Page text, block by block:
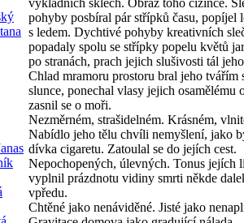
výkladních sklech. Obraz toho cizince.
pohyby posbíral pár střípků času, popíjel
s ledem. Dychtivé pohyby kreativních
popadaly spolu se střípky popelu květů
po stranách, prach jejich slušivosti tál
Chlad mramoru prostoru bral jeho tvářím
slunce, ponechal vlasy jejich osamělému
zasnil se o moři.
Nezměrném, strašidelném. Krásném,
Nabídlo jeho tělu chvíli nemyšlení, jako
dívka cigaretu. Zatoulal se do jejích cest.
Nepochopených, úlevných. Tonus jejích
vyplnil prázdnotu vidiny smrti někde
vpředu.
Chtěné jako nenáviděné. Jisté jako